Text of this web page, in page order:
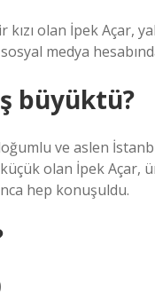
olan İpek Açar,
medya
büyüktü?
ve aslen
olan İpek Açar,
hep konuşuldu.